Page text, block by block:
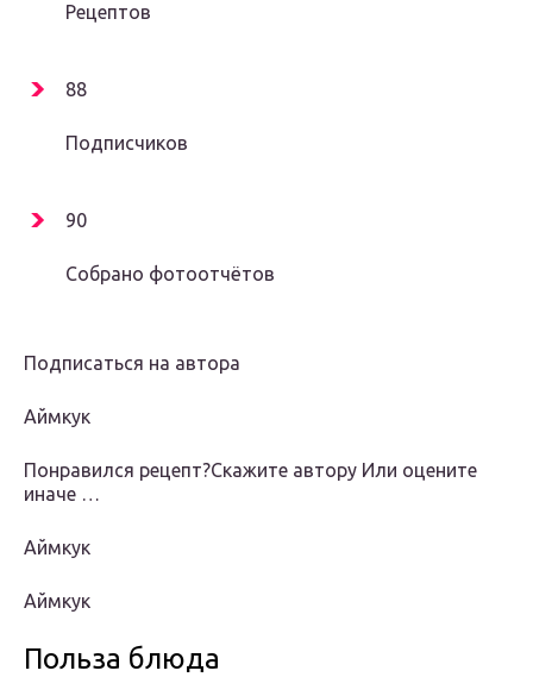
Рецептов
88
Подписчиков
90
Собрано фотоотчётов
Подписаться на автора
Аймкук
Понравился рецепт?Скажите автору Или оцените
иначе …
Аймкук
Аймкук
Польза блюда